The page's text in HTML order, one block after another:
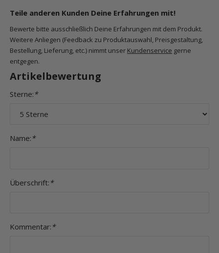
Teile anderen Kunden Deine Erfahrungen mit!
Bewerte bitte ausschließlich Deine Erfahrungen mit dem Produkt.
Weitere Anliegen (Feedback zu Produktauswahl, Preisgestaltung,
Bestellung, Lieferung, etc.) nimmt unser Kundenservice gerne
entgegen.
Artikelbewertung
Sterne: *
Name: *
Überschrift: *
Kommentar: *